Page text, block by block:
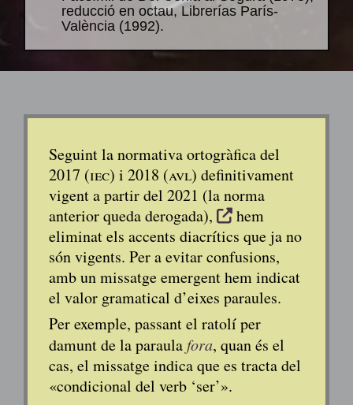
reducció en octau, Librerías París-
València (1992).
Seguint la normativa ortogràfica del
2017 (iec) i 2018 (avl) definitivament
vigent a partir del 2021 (la norma
anterior queda derogada),
hem
eliminat els accents diacrítics que ja no
són vigents. Per a evitar confusions,
amb un missatge emergent hem indicat
el valor gramatical d’eixes paraules.
Per exemple, passant el ratolí per
damunt de la paraulafora, quan és el
cas, el missatge indica que es tracta del
«condicional del verb ‘ser’».